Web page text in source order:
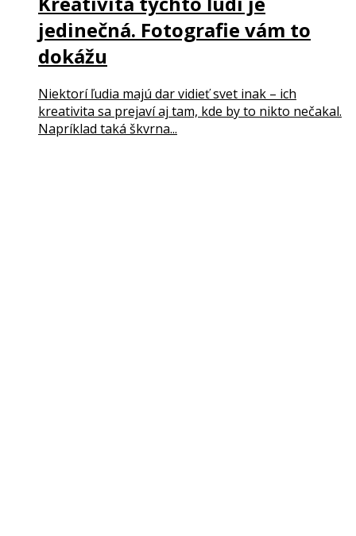
jedinečná. Fotografie vám to
dokážu
Niektorí ľudia majú dar vidieť svet inak – ich
kreativita sa prejaví aj tam, kde by to nikto nečakal.
Napríklad taká škvrna...